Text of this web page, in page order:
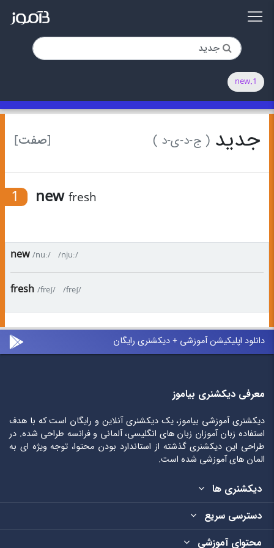
1.new
[صفت] جدید ( ج-د-ی-د )
1 new fresh
new /nuː/ /njuː/
fresh /freʃ/ /freʃ/
دانلود اپلیکیشن آموزشی + دیکشنری رایگان
معرفی دیکشنری بیاموز
دیکشنری آموزشی بیاموز، یک دیکشنری آنلاین و رایگان است که با هدف
استفاده زبان آموزان زبان های انگلیسی، آلمانی و فرانسه طراحی شده. در
طراحی این دیکشنری گذشته از استاندارد بودن محتوا، توجه ویژه ای به
المان های آموزشی شده است.
دیکشنری ها
دسترسی سریع
محتوای آموزشی